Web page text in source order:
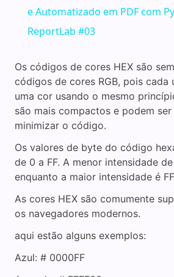
a
V
d
e
o
e Automatizado em PDF com
ReportLab #03
Os códigos de cores HEX são
códigos de cores RGB, pois cada
uma cor usando o mesmo
são mais compactos e podem
minimizar o código.
Os valores de byte do código
de 0 a FF. A menor intensidade
enquanto a maior intensidade é
As cores HEX são comumente
os navegadores modernos.
aqui estão alguns exemplos:
Azul: # 0000FF